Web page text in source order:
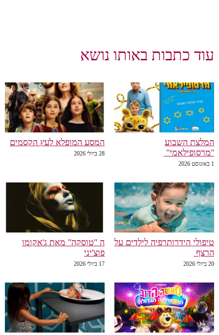
עוד כתבות באותו נושא
המלצת השבוע
"מרסופילאמי"
1 באוגוסט 2026
המסע המופלא לעץ הקסמים
28 ביולי 2026
טיפולי הידרותרפיה לילדים על
הרצף
20 ביולי 2026
ה "טוסקה" מאת ג'אקומו
פוצ'יני
17 ביולי 2026